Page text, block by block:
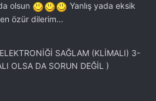
olsun
Yanlış yada eksik
özür dilerim...
SAĞLAM (KLİMALI) 3-
OLSA DA SORUN DEĞİL )